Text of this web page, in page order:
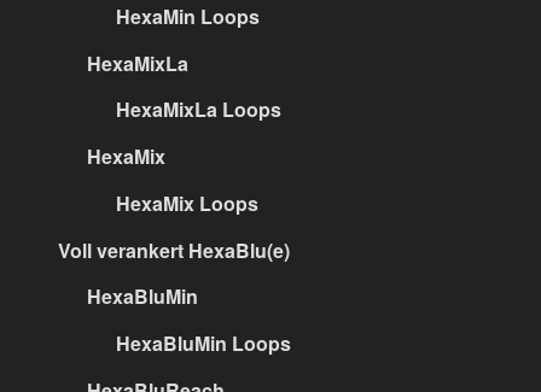
HexaMin Loops
HexaMixLa
HexaMixLa Loops
HexaMix
HexaMix Loops
Voll verankert HexaBlu(e)
HexaBluMin
HexaBluMin Loops